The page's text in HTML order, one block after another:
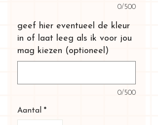
0/500
geef hier eventueel de kleur
in of laat leeg als ik voor jou
mag kiezen (optioneel)
0/500
Aantal *